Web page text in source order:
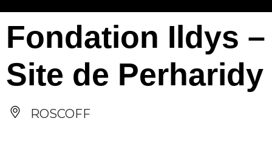
Fondation Ildys –
Site de Perharidy
ROSCOFF